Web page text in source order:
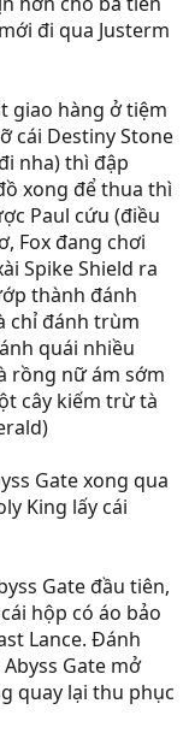
đi qua Justerm
giao hàng ở tiệm
cái Destiny Stone
nha) thì đập
xong để thua thì
Paul cứu (điều
Fox đang chơi
Spike Shield ra
thành đánh
chỉ đánh trùm
quái nhiều
rồng nữ ám sớm
cây kiếm trừ tà
Gate xong qua
King lấy cái
Gate đầu tiên,
hộp có áo bảo
Lance. Đánh
Gate mở
quay lại thu phục